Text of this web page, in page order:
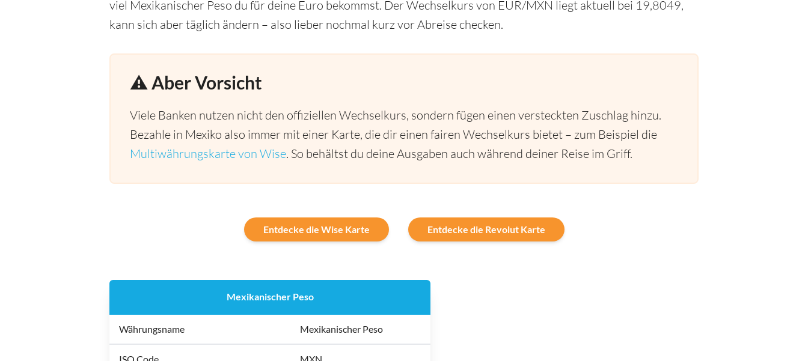
viel Mexikanischer Peso du für deine Euro bekommst. Der Wechselkurs von EUR/MXN liegt aktuell bei 19,8049,
kann sich aber täglich ändern – also lieber nochmal kurz vor Abreise checken.
⚠️ Aber Vorsicht
Viele Banken nutzen nicht den offiziellen Wechselkurs, sondern fügen einen versteckten Zuschlag hinzu.
Bezahle in Mexiko also immer mit einer Karte, die dir einen fairen Wechselkurs bietet – zum Beispiel die
Multiwährungskarte von Wise. So behältst du deine Ausgaben auch während deiner Reise im Griff.
Entdecke die Wise Karte Entdecke die Revolut Karte
Mexikanischer Peso
Währungsname Mexikanischer Peso